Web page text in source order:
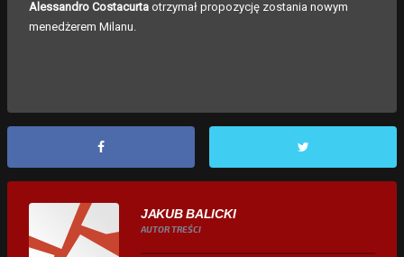
Alessandro Costacurta otrzymał propozycję zostania nowym
menedżerem Milanu.
JAKUB BALICKI
AUTOR TREŚCI